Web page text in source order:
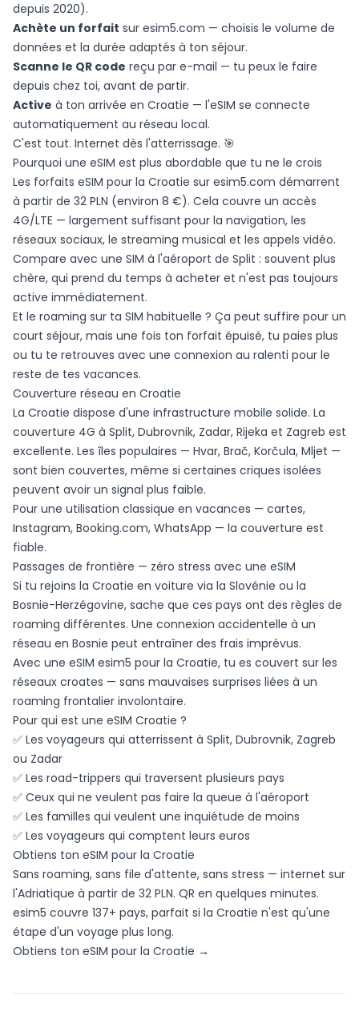
depuis 2020).
Achète un forfait sur esim5.com — choisis le volume de
données et la durée adaptés à ton séjour.
Scanne le QR code reçu par e-mail — tu peux le faire
depuis chez toi, avant de partir.
Active à ton arrivée en Croatie — l'eSIM se connecte
automatiquement au réseau local.
C'est tout. Internet dès l'atterrissage. 🎯
Pourquoi une eSIM est plus abordable que tu ne le crois
Les forfaits eSIM pour la Croatie sur esim5.com démarrent
à partir de 32 PLN (environ 8 €). Cela couvre un accès
4G/LTE — largement suffisant pour la navigation, les
réseaux sociaux, le streaming musical et les appels vidéo.
Compare avec une SIM à l'aéroport de Split : souvent plus
chère, qui prend du temps à acheter et n'est pas toujours
active immédiatement.
Et le roaming sur ta SIM habituelle ? Ça peut suffire pour un
court séjour, mais une fois ton forfait épuisé, tu paies plus
ou tu te retrouves avec une connexion au ralenti pour le
reste de tes vacances.
Couverture réseau en Croatie
La Croatie dispose d'une infrastructure mobile solide. La
couverture 4G à Split, Dubrovnik, Zadar, Rijeka et Zagreb est
excellente. Les îles populaires — Hvar, Brač, Korčula, Mljet —
sont bien couvertes, même si certaines criques isolées
peuvent avoir un signal plus faible.
Pour une utilisation classique en vacances — cartes,
Instagram, Booking.com, WhatsApp — la couverture est
fiable.
Passages de frontière — zéro stress avec une eSIM
Si tu rejoins la Croatie en voiture via la Slovénie ou la
Bosnie-Herzégovine, sache que ces pays ont des règles de
roaming différentes. Une connexion accidentelle à un
réseau en Bosnie peut entraîner des frais imprévus.
Avec une eSIM esim5 pour la Croatie, tu es couvert sur les
réseaux croates — sans mauvaises surprises liées à un
roaming frontalier involontaire.
Pour qui est une eSIM Croatie ?
✅ Les voyageurs qui atterrissent à Split, Dubrovnik, Zagreb
ou Zadar
✅ Les road-trippers qui traversent plusieurs pays
✅ Ceux qui ne veulent pas faire la queue à l'aéroport
✅ Les familles qui veulent une inquiétude de moins
✅ Les voyageurs qui comptent leurs euros
Obtiens ton eSIM pour la Croatie
Sans roaming, sans file d'attente, sans stress — internet sur
l'Adriatique à partir de 32 PLN. QR en quelques minutes.
esim5 couvre 137+ pays, parfait si la Croatie n'est qu'une
étape d'un voyage plus long.
Obtiens ton eSIM pour la Croatie →